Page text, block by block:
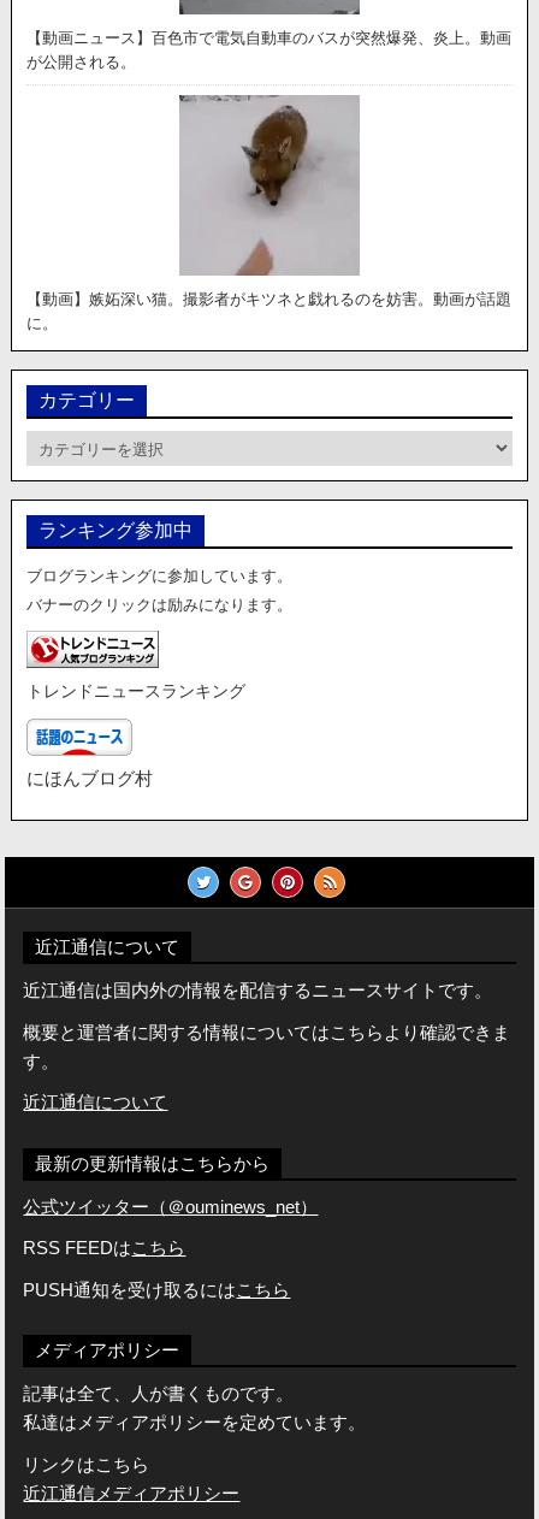
【動画ニュース】百色市で電気自動車のバスが突然爆発、炎上。動画
が公開される。
【動画】嫉妬深い猫。撮影者がキツネと戯れるのを妨害。動画が話題
に。
カテゴリー
テ
リ
ランキング参加中
ブログランキングに参加しています。
バナーのクリックは励みになります。
トレンドニュースランキング
にほんブログ村
近江通信について
近江通信は国内外の情報を配信するニュースサイトです。
概要と運営者に関する情報についてはこちらより確認できま
す。
近江通信について
最新の更新情報はこちらから
公式ツイッター（＠ouminews_net）
RSS FEEDはこちら
PUSH通知を受け取るにはこちら
メディアポリシー
記事は全て、人が書くものです。
私達はメディアポリシーを定めています。
リンクはこちら
近江通信メディアポリシー